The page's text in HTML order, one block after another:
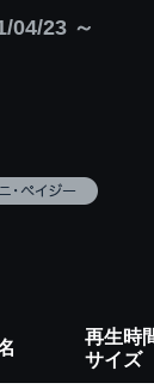
04/23 ～
再生時
サイズ